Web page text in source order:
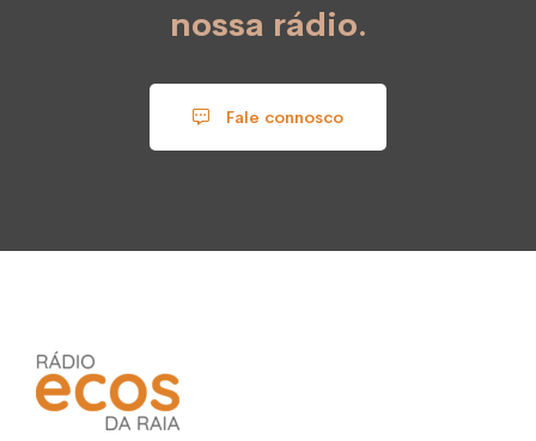
nossa rádio.
Fale connosco